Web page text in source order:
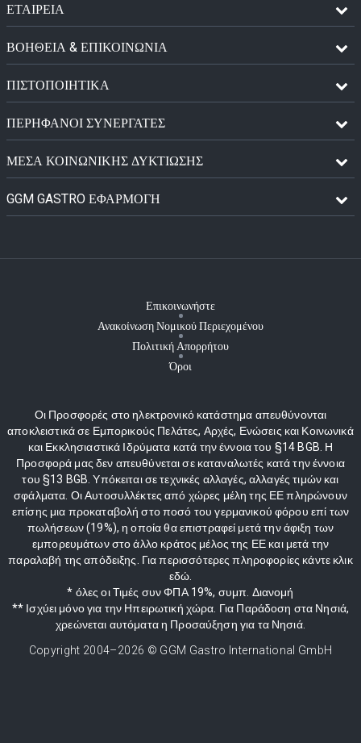
ΕΤΑΙΡΕΙΑ
ΒΟΗΘΕΙΑ & ΕΠΙΚΟΙΝΩΝΙΑ
ΠΙΣΤΟΠΟΙΗΤΙΚΆ
ΠΕΡΉΦΑΝΟΙ ΣΥΝΕΡΓΆΤΕΣ
ΜΈΣΑ ΚΟΙΝΩΝΙΚΉΣ ΔΥΚΤΊΩΣΗΣ
GGM GASTRO ΕΦΑΡΜΟΓΉ
Επικοινωνήστε
Ανακοίνωση Νομικού Περιεχομένου
Πολιτική Απορρήτου
Όροι
Οι Προσφορές στο ηλεκτρονικό κατάστημα απευθύνονται
αποκλειστικά σε Εμπορικούς Πελάτες, Αρχές, Ενώσεις και Κοινωνικά
και Εκκλησιαστικά Ιδρύματα κατά την έννοια του §14 BGB. Η
Προσφορά μας δεν απευθύνεται σε καταναλωτές κατά την έννοια
του §13 BGB. Υπόκειται σε τεχνικές αλλαγές, αλλαγές τιμών και
σφάλματα. Οι Αυτοσυλλέκτες από χώρες μέλη της ΕΕ πληρώνουν
επίσης μια προκαταβολή στο ποσό του γερμανικού φόρου επί των
πωλήσεων (19%), η οποία θα επιστραφεί μετά την άφιξη των
εμπορευμάτων στο άλλο κράτος μέλος της ΕΕ και μετά την
παραλαβή της απόδειξης. Για περισσότερες πληροφορίες κάντε κλικ
εδώ.
* όλες οι Τιμές συν ΦΠΑ 19%, συμπ. Διανομή
** Ισχύει μόνο για την Ηπειρωτική χώρα. Για Παράδοση στα Νησιά,
χρεώνεται αυτόματα η Προσαύξηση για τα Νησιά.
Copyright 2004–2026 © GGM Gastro International GmbH